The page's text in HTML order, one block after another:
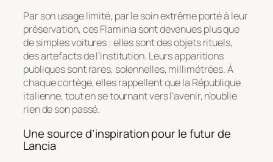
Par son usage limité, par le soin extrême porté à leur
préservation, ces Flaminia sont devenues plus que
de simples voitures : elles sont des objets rituels,
des artefacts de l’institution. Leurs apparitions
publiques sont rares, solennelles, millimétrées. À
chaque cortège, elles rappellent que la République
italienne, tout en se tournant vers l’avenir, n’oublie
rien de son passé.
Une source d’inspiration pour le futur de
Lancia